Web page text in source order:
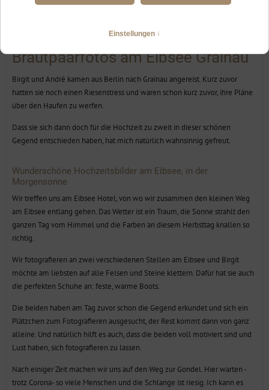
auf der Zugspitze und besondere
Brautpaarfotos am Eibsee Grainau
Birgit und André kamen aus Berlin nach Grainau angereist. Kurz zuvor
hatten sie noch einen Riesenstress und waren schon kurz zuvor, ihre Pläne
über den Haufen zu werfen.
Dass sie sich dann doch für die Hochzeit zu zweit in dieser schönen
Gegend entschieden haben, hat mich natürlich wahnsinnig gefreut.
Wunderschöne Hochzeitsbilder am Eibsee, in der
Morgensonne
Wir treffen uns am Eibsee Hotel, von wo wir zusammen den kleinen Weg
am Eibsee entlang gehen. Das Wetter ist ein Traum, die Sonne strahlt den
ganzen Tag vom Himmel und die Farben an diesem Herbsttag knallen so
richtig.
Wir fotografieren an zwei verschiedenen Stellen am Eibsee und Birgit
möchte am liebsten auf alle Felsen und Steine klettern. Dafür hat sie auch
die perfekten Schuhe an: feste, warme Boots.
Die beiden haben am Tag zuvor schon die Gegend erkundet und sich ein
Plätzchen zum Fotografieren ausgesucht, der Rest kommt dann von ganz
alleine. Und natürlich hilft es auch, dass die beiden voll motiviert sind und
Lust haben, sich fotografieren zu lassen.
Nach einiger Zeit machen wir uns auf den Weg zur Gondel. Hier warten -
trotz Corona- so viele Menschen und die Schlange ist riesig. Ich kann es